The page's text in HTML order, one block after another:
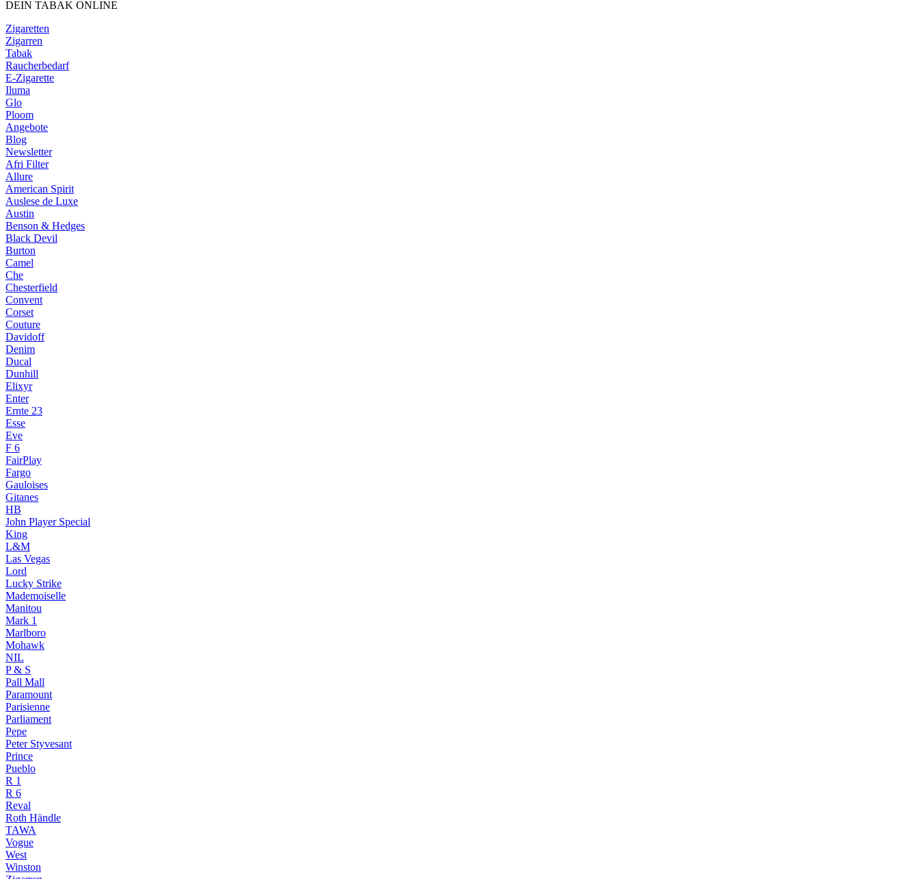
DEIN TABAK ONLINE
Zigaretten
Zigarren
Tabak
Raucherbedarf
E-Zigarette
Iluma
Glo
Ploom
Angebote
Blog
Newsletter
Afri Filter
Allure
American Spirit
Auslese de Luxe
Austin
Benson & Hedges
Black Devil
Burton
Camel
Che
Chesterfield
Convent
Corset
Couture
Davidoff
Denim
Ducal
Dunhill
Elixyr
Enter
Ernte 23
Esse
Eve
F 6
FairPlay
Fargo
Gauloises
Gitanes
HB
John Player Special
King
L&M
Las Vegas
Lord
Lucky Strike
Mademoiselle
Manitou
Mark 1
Marlboro
Mohawk
NIL
P & S
Pall Mall
Paramount
Parisienne
Parliament
Pepe
Peter Styvesant
Prince
Pueblo
R 1
R 6
Reval
Roth Händle
TAWA
Vogue
West
Winston